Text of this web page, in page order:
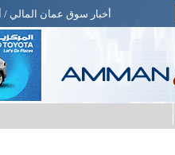
أخبار سوق عمان المالي